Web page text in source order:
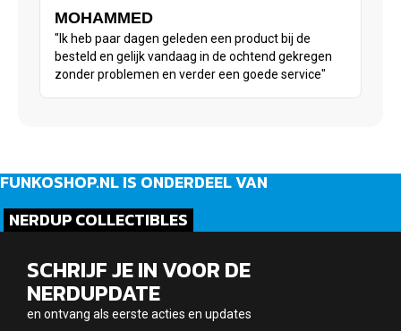
MOHAMMED
"Ik heb paar dagen geleden een product bij de
besteld en gelijk vandaag in de ochtend gekregen
zonder problemen en verder een goede service"
FUNKOSHOP.NL IS ONDERDEEL VAN
NERDUP COLLECTIBLES
SCHRIJF JE IN VOOR DE
NERDUPDATE
en ontvang als eerste acties en updates